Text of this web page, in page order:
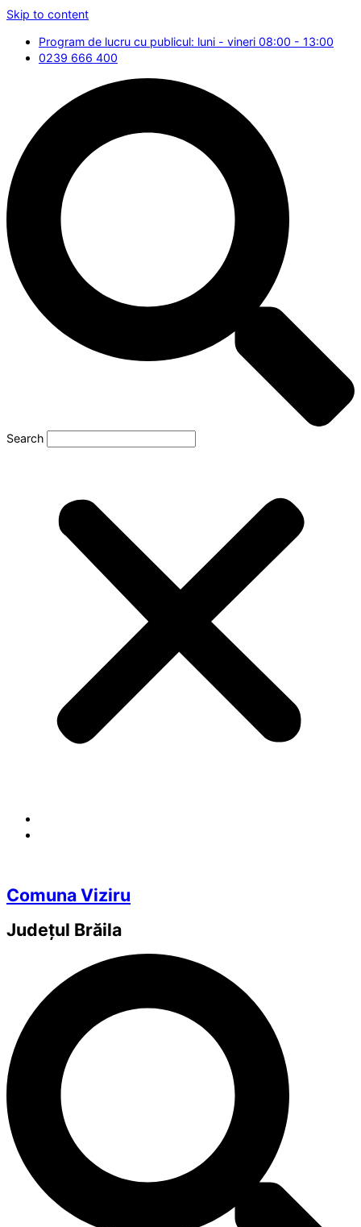
Skip to content
Program de lucru cu publicul: luni - vineri 08:00 - 13:00
0239 666 400
Search
Comuna Viziru
Județul Brăila